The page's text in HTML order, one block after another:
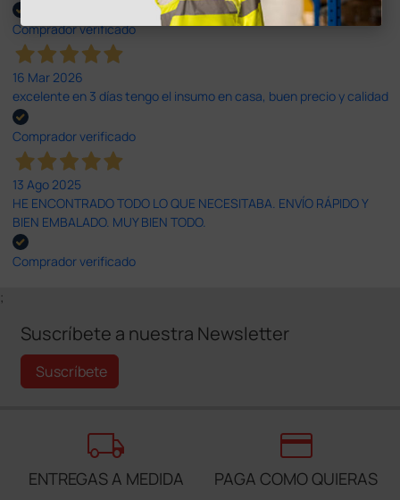
Comprador verificado
16 Mar 2026
excelente en 3 días tengo el insumo en casa, buen precio y calidad
Comprador verificado
13 Ago 2025
HE ENCONTRADO TODO LO QUE NECESITABA. ENVÍO RÁPIDO Y
BIEN EMBALADO. MUY BIEN TODO.
Comprador verificado
;
Suscríbete a nuestra Newsletter
Suscríbete
local_shipping
ENTREGAS A MEDIDA
credit_card
PAGA COMO QUIERAS